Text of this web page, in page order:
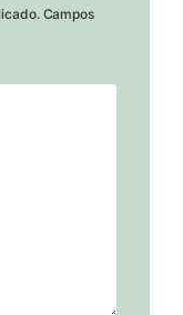
Campos